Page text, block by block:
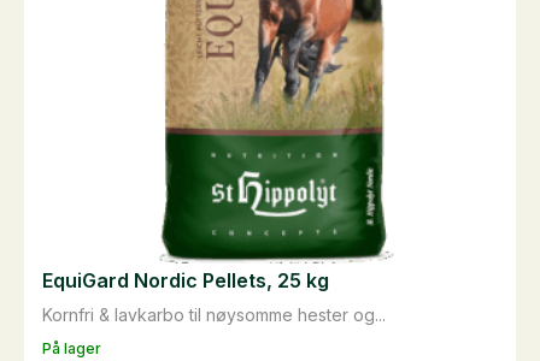
På lager
Kornfri & lavkarbo til nøysomme hester og...
EquiGard Nordic Pellets, 25 kg